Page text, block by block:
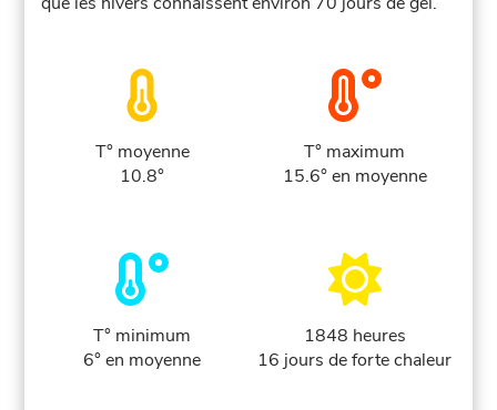
T° moyenne
10.8°
T° maximum
15.6° en moyenne
T° minimum
6° en moyenne
1848 heures
16 jours de forte chaleur